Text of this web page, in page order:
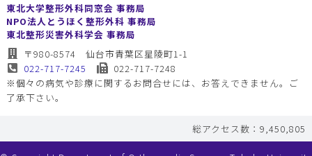
東北大学整形外科同窓会 事務局
NPO法人とうほく整形外科 事務局
東北整形災害外科学会 事務局
〒980-8574 仙台市青葉区星陵町1-1
022-717-7245
022-717-7248
※個々の病気や診療に関するお問合せには、お答えできません。ご
了承下さい。
総アクセス数：9,450,805